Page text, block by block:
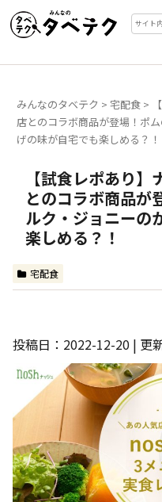
みんなのタベテク >宅配食 >
店とのコラボ商品が登場！ポ
げの味が自宅でも楽しめる？！
【試食レポあり
とのコラボ商品が
ルク・ジョニーの
楽しめる？！
宅配食
投稿日：2022-12-20 | 更